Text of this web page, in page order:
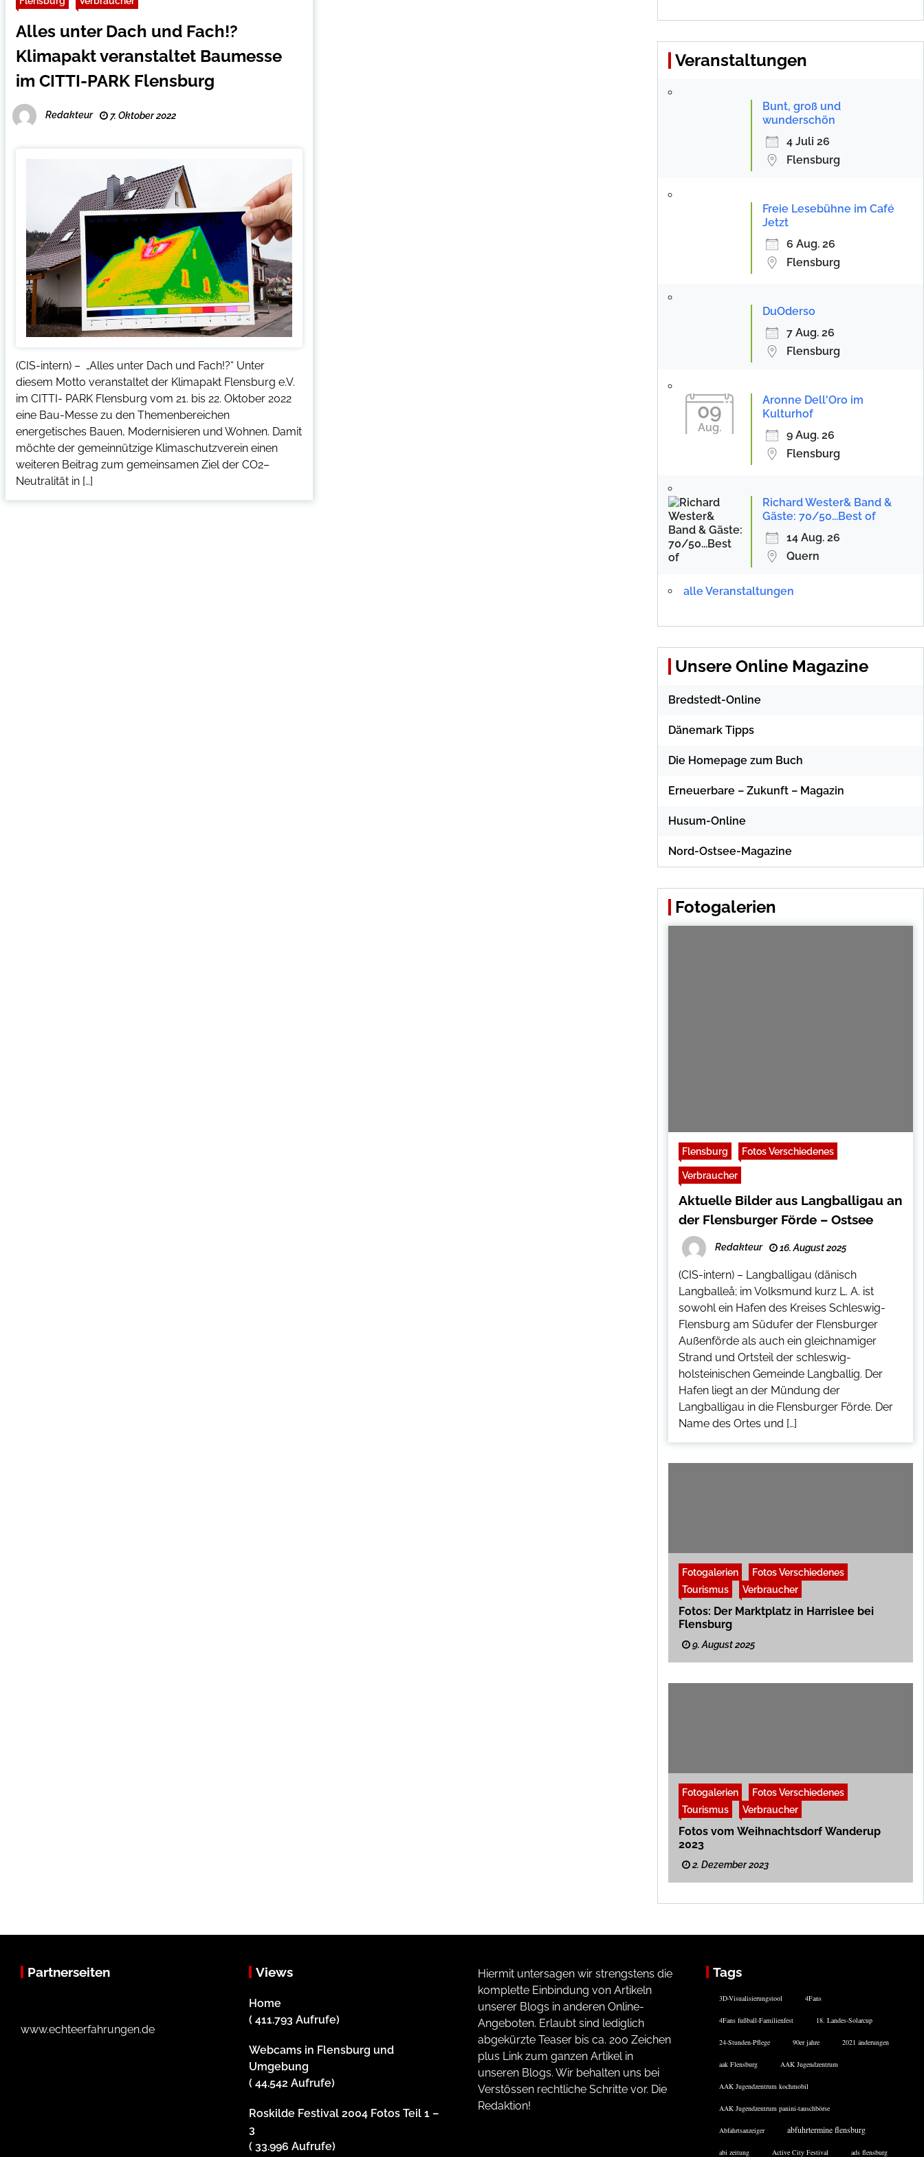
Alles unter Dach und Fach!?
Klimapakt veranstaltet Baumesse
im CITTI-PARK Flensburg
Redakteur 7. Oktober 2022
(CIS-intern) – „Alles unter Dach und Fach!?“ Unter
diesem Motto veranstaltet der Klimapakt Flensburg e.V.
im CITTI- PARK Flensburg vom 21. bis 22. Oktober 2022
eine Bau-Messe zu den Themenbereichen
energetisches Bauen, Modernisieren und Wohnen. Damit
möchte der gemeinnützige Klimaschutzverein einen
weiteren Beitrag zum gemeinsamen Ziel der CO2–
Neutralität in […]
Veranstaltungen
Bunt, groß und
wunderschön
4 Juli 26
Flensburg
Freie Lesebühne im Café
Jetzt
6 Aug. 26
Flensburg
DuOderso
7 Aug. 26
Flensburg
09
Aug.
Aronne Dell'Oro im
Kulturhof
9 Aug. 26
Flensburg
Richard Wester& Band &
Gäste: 70/50...Best of
14 Aug. 26
Quern
alle Veranstaltungen
Unsere Online Magazine
Bredstedt-Online
Dänemark Tipps
Die Homepage zum Buch
Erneuerbare – Zukunft – Magazin
Husum-Online
Nord-Ostsee-Magazine
Fotogalerien
Flensburg Fotos Verschiedenes
Verbraucher
Aktuelle Bilder aus Langballigau an
der Flensburger Förde – Ostsee
Redakteur 16. August 2025
(CIS-intern) – Langballigau (dänisch
Langballeå; im Volksmund kurz L. A. ist
sowohl ein Hafen des Kreises Schleswig-
Flensburg am Südufer der Flensburger
Außenförde als auch ein gleichnamiger
Strand und Ortsteil der schleswig-
holsteinischen Gemeinde Langballig. Der
Hafen liegt an der Mündung der
Langballigau in die Flensburger Förde. Der
Name des Ortes und […]
Fotogalerien
Fotos Verschiedenes
Tourismus
Verbraucher
Fotos: Der Marktplatz in Harrislee bei
Flensburg
9. August 2025
Fotogalerien
Fotos Verschiedenes
Tourismus
Verbraucher
Fotos vom Weihnachtsdorf Wanderup
2023
2. Dezember 2023
Partnerseiten
www.echteerfahrungen.de
Views
Home
( 411.793 Aufrufe)
Webcams in Flensburg und
Umgebung
( 44.542 Aufrufe)
Roskilde Festival 2004 Fotos Teil 1 –
3
( 33.996 Aufrufe)
Hiermit untersagen wir strengstens die
komplette Einbindung von Artikeln
unserer Blogs in anderen Online-
Angeboten. Erlaubt sind lediglich
abgekürzte Teaser bis ca. 200 Zeichen
plus Link zum ganzen Artikel in
unseren Blogs. Wir behalten uns bei
Verstössen rechtliche Schritte vor. Die
Redaktion!
Tags
3D-Visualisierungstool 4Fans
4Fans fußball-Familienfest 18. Landes-Solarcup
24-Stunden-Pflege 90er jahre 2021 änderungen
aak Flensburg AAK Jugendzentrum
AAK Jugendzentrum kochmobil
AAK Jugendzentrum panini-tauschbörse
Abfahrtsanzeiger abfuhrtermine flensburg
abi zeitung Active City Festival ads flensburg